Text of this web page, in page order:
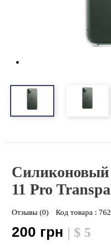
Силиконовый
11 Pro
Отзывы (0) Код товара : 762
200 грн | $ 5